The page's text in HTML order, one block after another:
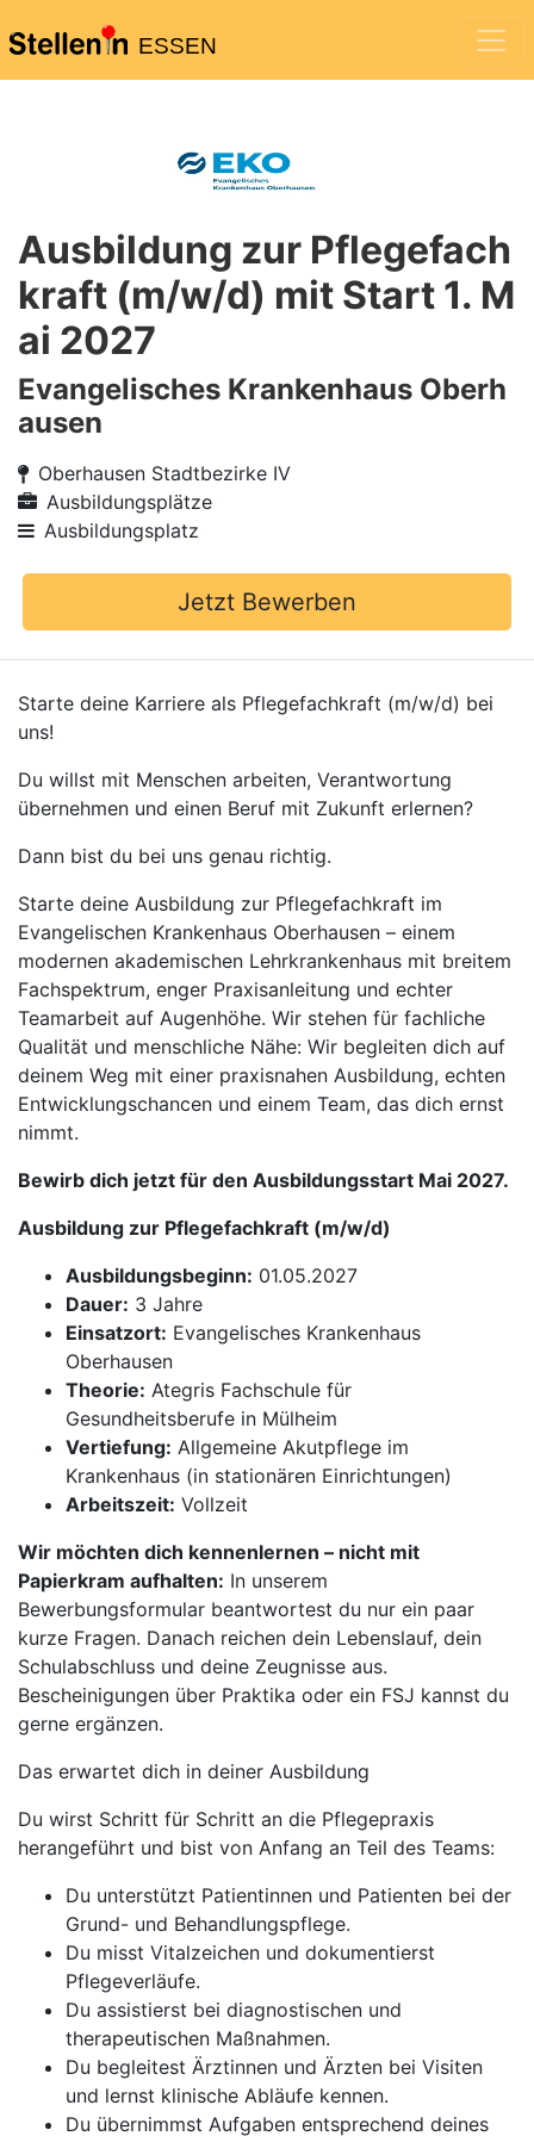
ESSEN
Ausbildung zur Pflegefach
kraft (m/w/d) mit Start 1. M
ai 2027
Evangelisches Krankenhaus Oberh
ausen
Oberhausen Stadtbezirke IV
Ausbildungsplätze
Ausbildungsplatz
Jetzt Bewerben
Starte deine Karriere als Pflegefachkraft (m/w/d) bei
uns!
Du willst mit Menschen arbeiten, Verantwortung
übernehmen und einen Beruf mit Zukunft erlernen?
Dann bist du bei uns genau richtig.
Starte deine Ausbildung zur Pflegefachkraft im
Evangelischen Krankenhaus Oberhausen – einem
modernen akademischen Lehrkrankenhaus mit breitem
Fachspektrum, enger Praxisanleitung und echter
Teamarbeit auf Augenhöhe. Wir stehen für fachliche
Qualität und menschliche Nähe: Wir begleiten dich auf
deinem Weg mit einer praxisnahen Ausbildung, echten
Entwicklungschancen und einem Team, das dich ernst
nimmt.
Bewirb dich jetzt für den Ausbildungsstart Mai 2027.
Ausbildung zur Pflegefachkraft (m/w/d)
Ausbildungsbeginn: 01.05.2027
Dauer: 3 Jahre
Einsatzort: Evangelisches Krankenhaus
Oberhausen
Theorie: Ategris Fachschule für
Gesundheitsberufe in Mülheim
Vertiefung: Allgemeine Akutpflege im
Krankenhaus (in stationären Einrichtungen)
Arbeitszeit: Vollzeit
Wir möchten dich kennenlernen – nicht mit
Papierkram aufhalten: In unserem
Bewerbungsformular beantwortest du nur ein paar
kurze Fragen. Danach reichen dein Lebenslauf, dein
Schulabschluss und deine Zeugnisse aus.
Bescheinigungen über Praktika oder ein FSJ kannst du
gerne ergänzen.
Das erwartet dich in deiner Ausbildung
Du wirst Schritt für Schritt an die Pflegepraxis
herangeführt und bist von Anfang an Teil des Teams:
Du unterstützt Patientinnen und Patienten bei der
Grund- und Behandlungspflege.
Du misst Vitalzeichen und dokumentierst
Pflegeverläufe.
Du assistierst bei diagnostischen und
therapeutischen Maßnahmen.
Du begleitest Ärztinnen und Ärzten bei Visiten
und lernst klinische Abläufe kennen.
Du übernimmst Aufgaben entsprechend deines